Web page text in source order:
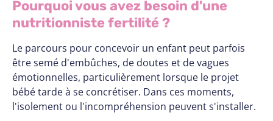
Pourquoi vous avez besoin d'une
nutritionniste fertilité ?
Le parcours pour concevoir un enfant peut parfois
être semé d'embûches, de doutes et de vagues
émotionnelles, particulièrement lorsque le projet
bébé tarde à se concrétiser. Dans ces moments,
l'isolement ou l'incompréhension peuvent s'installer.